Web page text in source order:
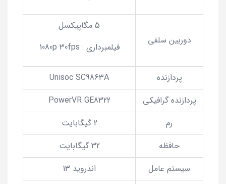
دوربین سلفی
5 مگاپیکسل
فیلمبرداری : 1080p 30fps
پردازنده
Unisoc SC9863A
پردازنده گرافیکی
PowerVR GE8322
رم
2 گیگابایت
حافظه
32 گیگابایت
سیستم عامل
اندروید 13